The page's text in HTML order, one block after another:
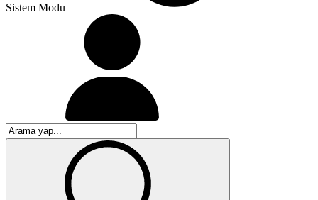
Sistem Modu